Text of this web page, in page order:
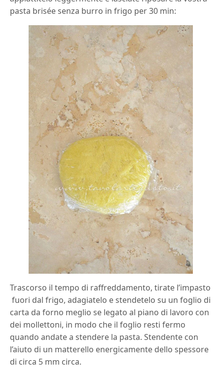
pasta brisée senza burro in frigo per 30 min:
Trascorso il tempo di raffreddamento, tirate l’impasto
fuori dal frigo, adagiatelo e stendetelo su un foglio di
carta da forno meglio se legato al piano di lavoro con
dei mollettoni, in modo che il foglio resti fermo
quando andate a stendere la pasta. Stendente con
l’aiuto di un matterello energicamente dello spessore
di circa 5 mm circa.